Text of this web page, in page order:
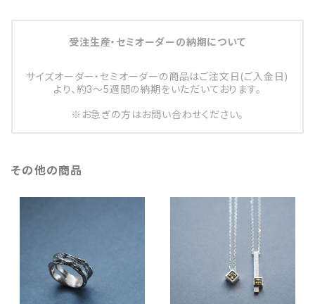
受注生産・セミオーダーの納期について
サイズオーダー・セミオーダーの商品はご注文日(ご入金日)
より、約3～5週間の納期をいただいております。
※お急ぎの方はお問い合わせください。
その他の商品